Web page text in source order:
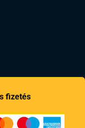
fizetés